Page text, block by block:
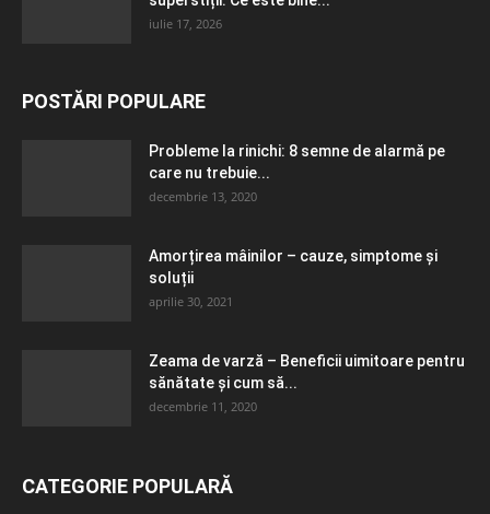
iulie 17, 2026
POSTĂRI POPULARE
Probleme la rinichi: 8 semne de alarmă pe
care nu trebuie...
decembrie 13, 2020
Amorțirea mâinilor – cauze, simptome și
soluții
aprilie 30, 2021
Zeama de varză – Beneficii uimitoare pentru
sănătate și cum să...
decembrie 11, 2020
CATEGORIE POPULARĂ